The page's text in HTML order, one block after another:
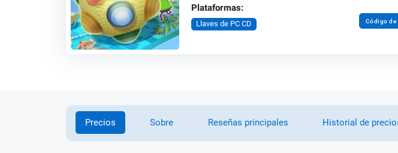
Plataformas:
Llaves de PC CD Código de
Precios Sobre Reseñas principales Historial de